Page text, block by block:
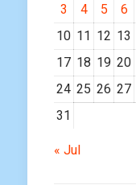
3
4 5 6
10 11 12 13
17 18 19 20
24 25 26 27
31
« Jul